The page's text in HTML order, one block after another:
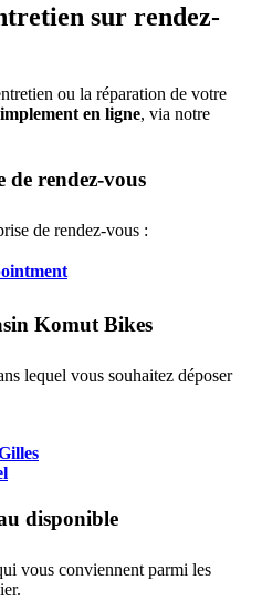
sur rendez-
ou la réparation de votre
en ligne, via notre
de rendez-vous
de rendez-vous :
Komut Bikes
lequel vous souhaitez déposer
disponible
vous conviennent parmi les